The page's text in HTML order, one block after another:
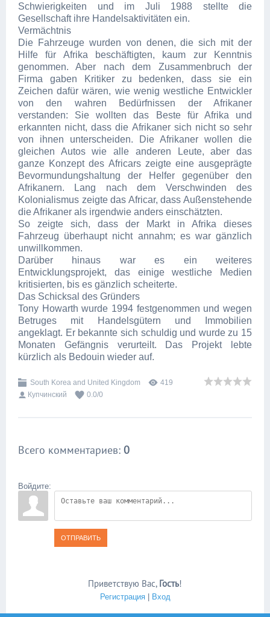
Schwierigkeiten und im Juli 1988 stellte die
Gesellschaft ihre Handelsaktivitäten ein.
Vermächtnis
Die Fahrzeuge wurden von denen, die sich mit der
Hilfe für Afrika beschäftigten, kaum zur Kenntnis
genommen. Aber nach dem Zusammenbruch der
Firma gaben Kritiker zu bedenken, dass sie ein
Zeichen dafür wären, wie wenig westliche Entwickler
von den wahren Bedürfnissen der Afrikaner
verstanden: Sie wollten das Beste für Afrika und
erkannten nicht, dass die Afrikaner sich nicht so sehr
von ihnen unterscheiden. Die Afrikaner wollen die
gleichen Autos wie alle anderen Leute, aber das
ganze Konzept des Africars zeigte eine ausgeprägte
Bevormundungshaltung der Helfer gegenüber den
Afrikanern. Lang nach dem Verschwinden des
Kolonialismus zeigte das Africar, dass Außenstehende
die Afrikaner als irgendwie anders einschätzten.
So zeigte sich, dass der Markt in Afrika dieses
Fahrzeug überhaupt nicht annahm; es war gänzlich
unwillkommen.
Darüber hinaus war es ein weiteres
Entwicklungsprojekt, das einige westliche Medien
kritisierten, bis es gänzlich scheiterte.
Das Schicksal des Gründers
Tony Howarth wurde 1994 festgenommen und wegen
Betruges mit Handelsgütern und Immobilien
angeklagt. Er bekannte sich schuldig und wurde zu 15
Monaten Gefängnis verurteilt. Das Projekt lebte
kürzlich als Bedouin wieder auf.
South Korea and United Kingdom
419
Купчинский
0.0/0
Всего комментариев: 0
Войдите:
ОТПРАВИТЬ
Приветствую Вас, Гость!
Регистрация| Вход